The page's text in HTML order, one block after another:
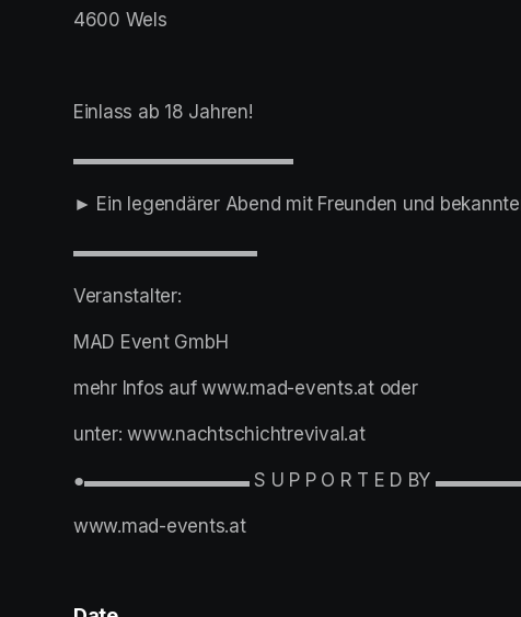
4600 Wels
Einlass ab 18 Jahren!
▬▬▬▬▬▬▬▬▬▬▬▬
► Ein legendärer Abend mit Freunden und
▬▬▬▬▬▬▬▬▬▬
Veranstalter:
MAD Event GmbH
mehr Infos auf www.mad-events.at oder
unter: www.nachtschichtrevival.at
●▬▬▬▬▬▬▬▬▬ S U P P O R T E D BY
www.mad-events.at